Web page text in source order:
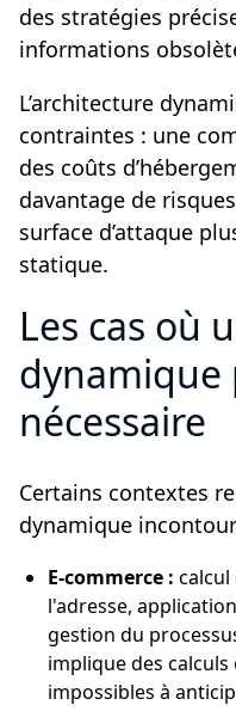
des stratégies
informations
L’architecture
contraintes : une
des coûts
davantage de
surface d’attaque
statique.
Les cas où
dynamique
nécessaire
Certains contextes
dynamique
E-commerce :
l'adresse,
gestion du
implique des
impossibles à